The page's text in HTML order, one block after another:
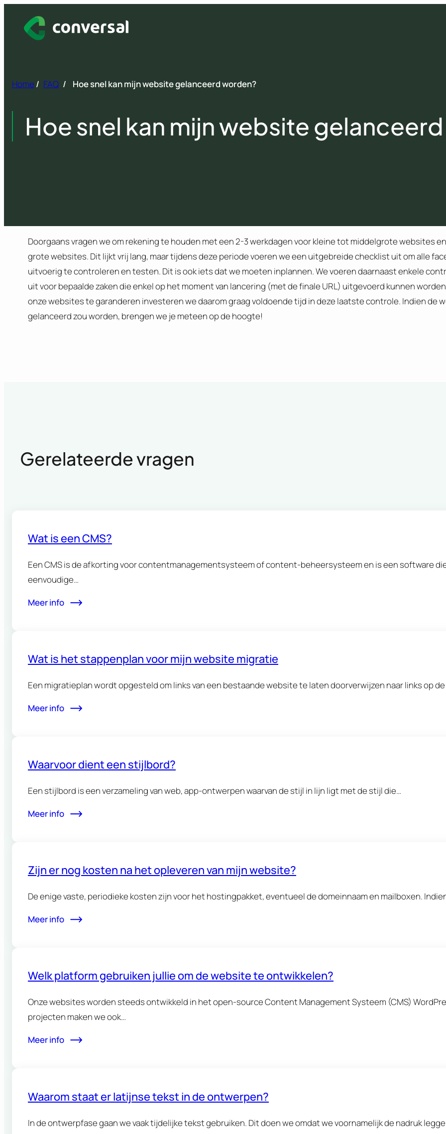
Home / FAQ / Hoe snel kan mijn website gelanceerd worden?
Hoe snel kan mijn website
Doorgaans vragen we om rekening te houden met een 2-3 werkdagen voor kleine tot middelgrote websites
grote websites. Dit lijkt vrij lang, maar tijdens deze periode voeren we een uitgebreide checklist uit om alle
uitvoerig te controleren en testen. Dit is ook iets dat we moeten inplannen. We voeren daarnaast enkele
uit voor bepaalde zaken die enkel op het moment van lancering (met de finale URL) uitgevoerd kunnen
onze websites te garanderen investeren we daarom graag voldoende tijd in deze laatste controle. Indien de
gelanceerd zou worden, brengen we je meteen op de hoogte!
Gerelateerde vragen
Wat is een CMS?
Een CMS is de afkorting voor contentmanagementsysteem of content-beheersysteem en is een software
eenvoudige…
Meer info
Wat is het stappenplan voor mijn website migratie
Een migratieplan wordt opgesteld om links van een bestaande website te laten doorverwijzen naar links op
Meer info
Waarvoor dient een stijlbord?
Een stijlbord is een verzameling van web, app-ontwerpen waarvan de stijl in lijn ligt met de stijl die…
Meer info
Zijn er nog kosten na het opleveren van mijn website?
De enige vaste, periodieke kosten zijn voor het hostingpakket, eventueel de domeinnaam en mailboxen.
Meer info
Welk platform gebruiken jullie om de website te ontwikkelen?
Onze websites worden steeds ontwikkeld in het open-source Content Management Systeem (CMS)
projecten maken we ook…
Meer info
Waarom staat er latijnse tekst in de ontwerpen?
In de ontwerpfase gaan we vaak tijdelijke tekst gebruiken. Dit doen we omdat we voornamelijk de nadruk